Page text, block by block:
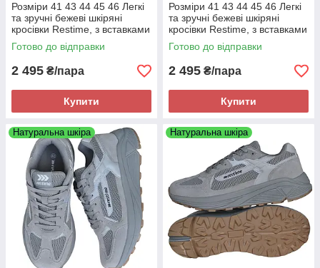
Розміри 41 43 44 45 46 Легкі
та зручні бежеві шкіряні
кросівки Restime, з вставками
з сітки, літо осінь, на підошві з
піни
Готово до відправки
2 495 ₴/пара
Купити
Розміри 41 43 44 45 46 Легкі
та зручні бежеві шкіряні
кросівки Restime, з вставками
з сітки, літо осінь, на підошві з
піни
Готово до відправки
2 495 ₴/пара
Купити
Натуральна шкіра Натуральна шкіра